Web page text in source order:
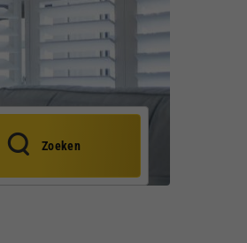
Zoeken